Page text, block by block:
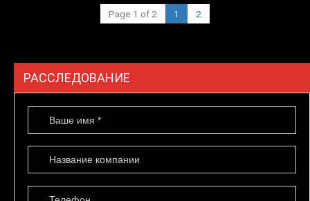
Page 1 of 2 1 2
РАССЛЕДОВАНИЕ